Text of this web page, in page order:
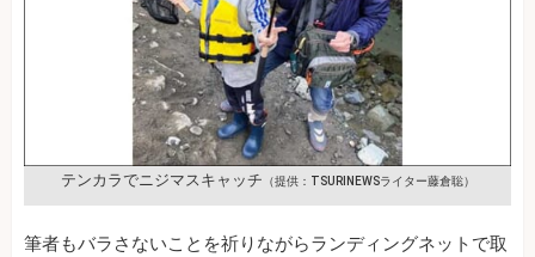
テンカラでニジマスキャッチ （提供：TSURINEWSライター藤倉聡）
筆者もバラさないことを祈りながらランディングネットで取